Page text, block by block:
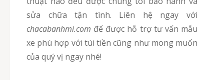
sửa chữa tận tình. Liên hệ ngay với
chacabanhmi.com để được hỗ trợ tư vấn mẫu
xe phù hợp với túi tiền cũng như mong muốn
của quý vị ngay nhé!